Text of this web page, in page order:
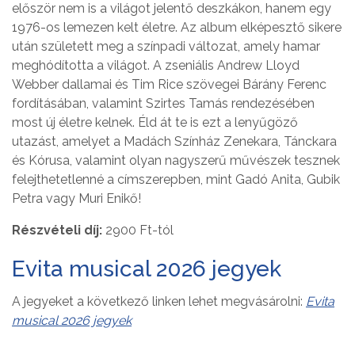
először nem is a világot jelentő deszkákon, hanem egy
1976-os lemezen kelt életre. Az album elképesztő sikere
után született meg a színpadi változat, amely hamar
meghódította a világot. A zseniális Andrew Lloyd
Webber dallamai és Tim Rice szövegei Bárány Ferenc
fordításában, valamint Szirtes Tamás rendezésében
most új életre kelnek. Éld át te is ezt a lenyűgöző
utazást, amelyet a Madách Színház Zenekara, Tánckara
és Kórusa, valamint olyan nagyszerű művészek tesznek
felejthetetlenné a címszerepben, mint Gadó Anita, Gubik
Petra vagy Muri Enikő!
Részvételi díj: 2900 Ft-tól
Evita musical 2026 jegyek
A jegyeket a következő linken lehet megvásárolni: Evita
musical 2026 jegyek